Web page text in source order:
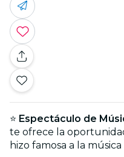
⭐ Espectáculo de
te ofrece la
hizo famosa a la